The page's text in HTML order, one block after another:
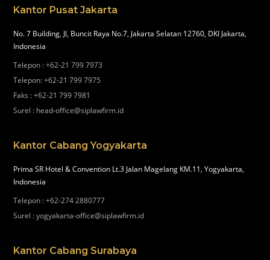
Kantor Pusat Jakarta
No. 7 Building, Jl, Buncit Raya No.7, Jakarta Selatan 12760, DKI Jakarta,
Indonesia
Telepon :+62-21 799 7973
Telepon:+62-21 799 7975
Faks :+62-21 799 7981
Surel : head-office@siplawfirm.id
Kantor Cabang Yogyakarta
Prima SR Hotel & Convention Lt.3 Jalan Magelang KM.11, Yogyakarta,
Indonesia
Telepon :+62-274 2880777
Surel :yogyakarta-office@siplawfirm.id
Kantor Cabang Surabaya